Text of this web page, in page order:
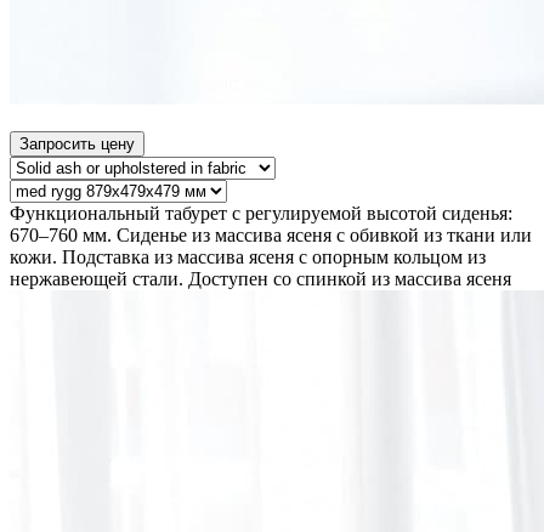
Запросить цену
Функциональный табурет с регулируемой высотой сиденья:
670–760 мм. Сиденье из массива ясеня с обивкой из ткани или
кожи. Подставка из массива ясеня с опорным кольцом из
нержавеющей стали. Доступен со спинкой из массива ясеня